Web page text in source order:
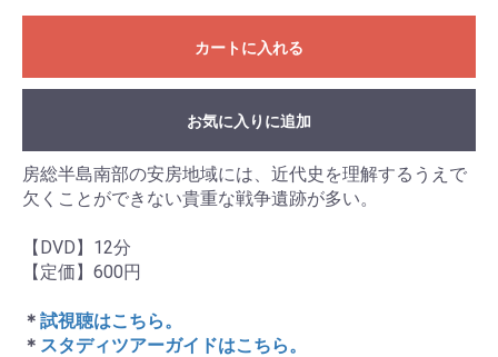
カートに入れる
お買い物を続ける
カートへ進む
お気に入りに追加
房総半島南部の安房地域には、近代史を理解するうえで
欠くことができない貴重な戦争遺跡が多い。
【DVD】12分
【定価】600円
＊ 試視聴はこちら。
＊ スタディツアーガイドはこちら。